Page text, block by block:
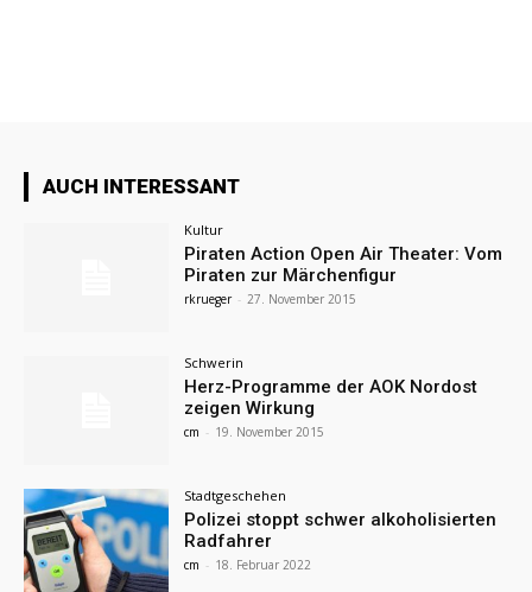
AUCH INTERESSANT
Kultur
Piraten Action Open Air Theater: Vom
Piraten zur Märchenfigur
rkrueger - 27. November 2015
Schwerin
Herz-Programme der AOK Nordost
zeigen Wirkung
cm - 19. November 2015
Stadtgeschehen
Polizei stoppt schwer alkoholisierten
Radfahrer
cm - 18. Februar 2022